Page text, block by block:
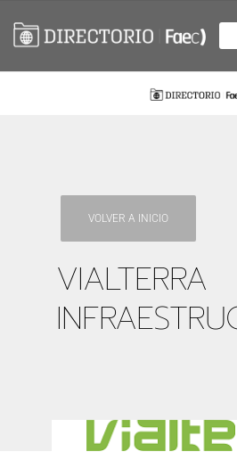
VOLVER A INICIO
VIALTERRA